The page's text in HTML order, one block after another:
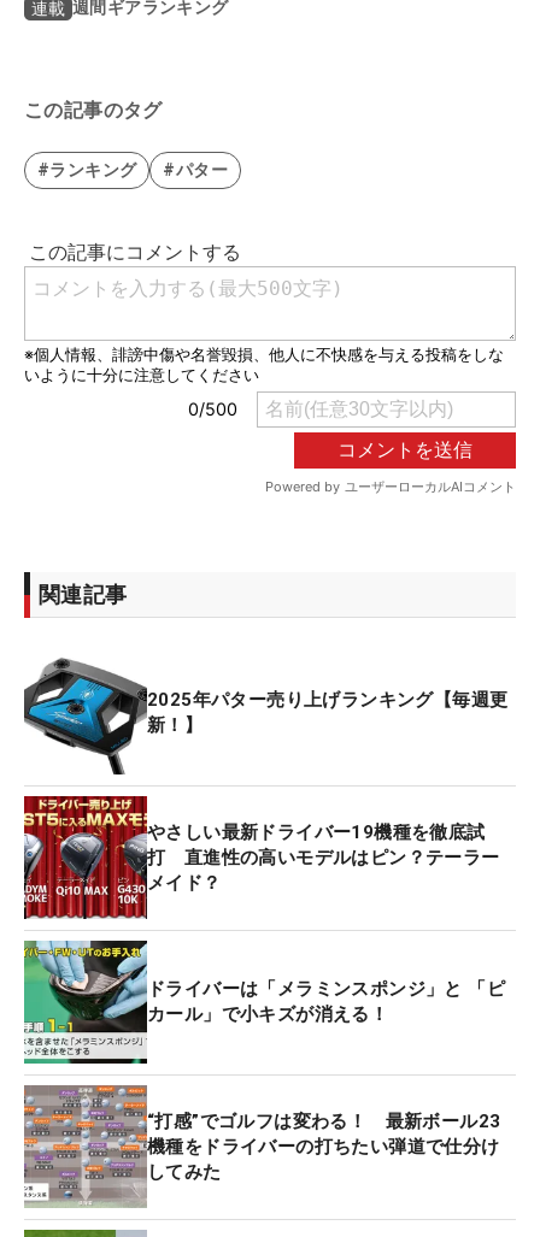
連載 週間ギアランキング
この記事のタグ
#ランキング #パター
関連記事
2025年パター売り上げランキング【毎週更
新！】
やさしい最新ドライバー19機種を徹底試
打 直進性の高いモデルはピン？テーラー
メイド？
ドライバーは「メラミンスポンジ」と 「ピ
カール」で小キズが消える！
“打感”でゴルフは変わる！ 最新ボール23
機種をドライバーの打ちたい弾道で仕分け
してみた